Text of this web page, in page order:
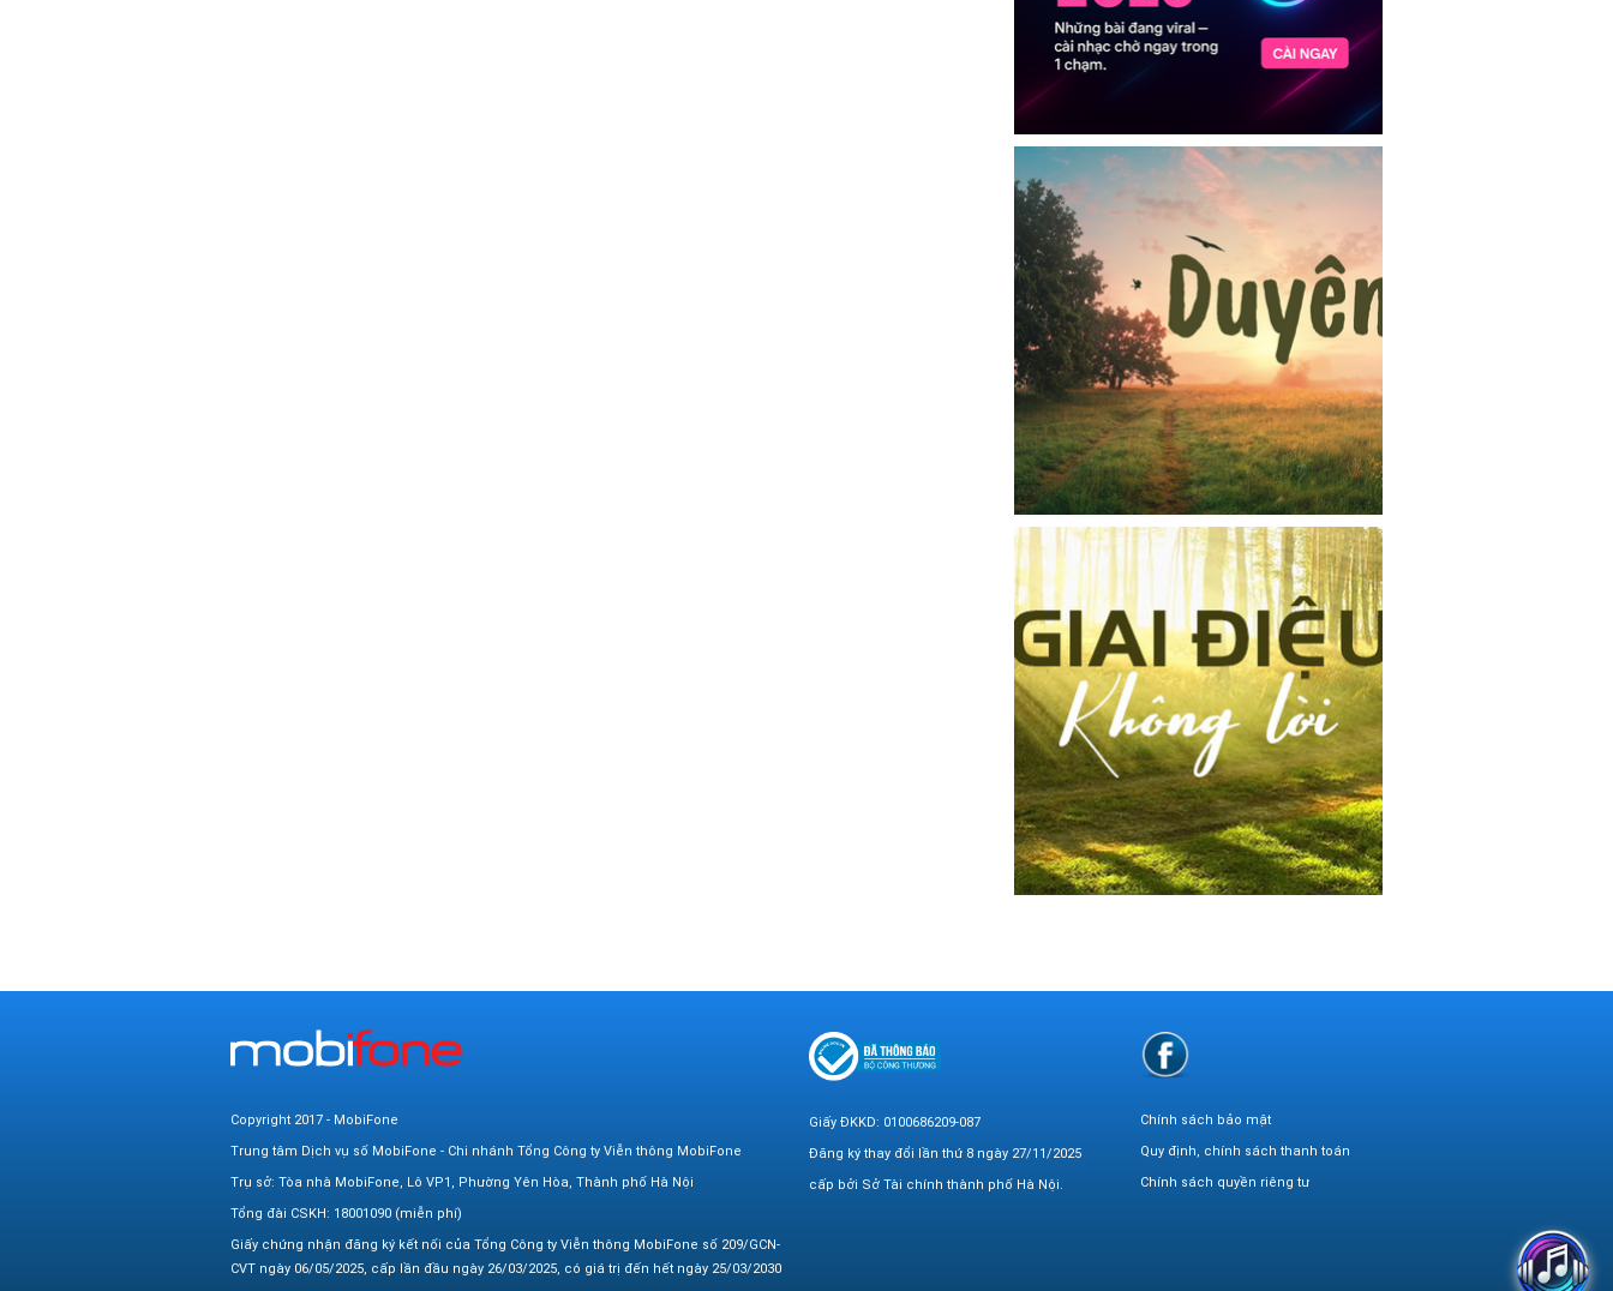
Copyright 2017 - MobiFone
Trung tâm Dịch vụ số MobiFone - Chi nhánh Tổng Công ty Viễn thông MobiFone
Trụ sở: Tòa nhà MobiFone, Lô VP1, Phường Yên Hòa, Thành phố Hà Nội
Tổng đài CSKH: 18001090 (miễn phí)
Giấy chứng nhận đăng ký kết nối của Tổng Công ty Viễn thông MobiFone số 209/GCN-
CVT ngày 06/05/2025, cấp lần đầu ngày 26/03/2025, có giá trị đến hết ngày 25/03/2030
Giấy ĐKKD: 0100686209-087
Đăng ký thay đổi lần thứ 8 ngày 27/11/2025
cấp bởi Sở Tài chính thành phố Hà Nội.
Chính sách bảo mật
Quy định, chính sách thanh toán
Chính sách quyền riêng tư